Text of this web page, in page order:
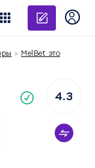
» MelBet это
4.3